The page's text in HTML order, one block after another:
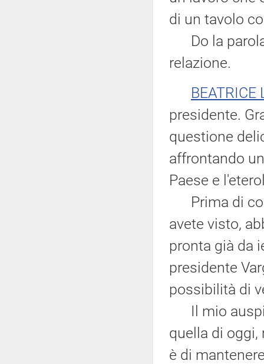
di un tavolo
Do la parola
relazione.
BEATRICE
presidente.
questione
affrontando
Paese e
Prima di
avete visto,
pronta già da
presidente
possibilità di
Il mio
quella di
è di